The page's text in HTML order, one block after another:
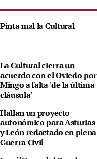
Pinta mal la Cultural
La Cultural cierra un
acuerdo con el Oviedo por
Mingo a falta 'de la última
cláusula'
Hallan un proyecto
autonómico para Asturias
y León redactado en plena
Guerra Civil